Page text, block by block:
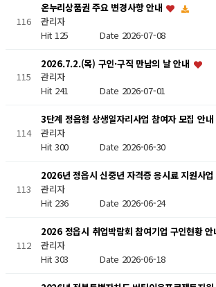
116
온누리상품권 주요 변경사항 안내
관리자
Hit 125Date 2026-07-08
115
2026.7.2.(목) 구인·구직 만남의 날 안내
관리자
Hit 241Date 2026-07-01
114
3단계 정읍형 상생일자리사업 참여자 모집 안내
관리자
Hit 300Date 2026-06-30
113
2026년 정읍시 신중년 자격증 응시료 지원사업
관리자
Hit 236Date 2026-06-24
112
2026 정읍시 취업박람회 참여기업 구인현황 안
관리자
Hit 303Date 2026-06-18